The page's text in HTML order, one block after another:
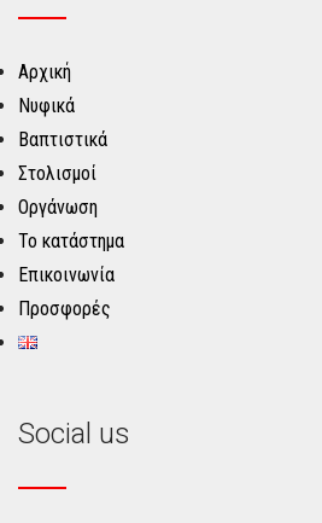
Αρχική
Νυφικά
Βαπτιστικά
Στολισμοί
Οργάνωση
Το κατάστημα
Επικοινωνία
Προσφορές
Social us